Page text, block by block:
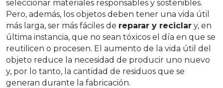
seleccionar materiales responsables y sostenibles.
Pero, además, los objetos deben tener una vida útil
más larga, ser más fáciles de reparar y reciclar y, en
última instancia, que no sean tóxicos el día en que se
reutilicen o procesen. El aumento de la vida útil del
objeto reduce la necesidad de producir uno nuevo
y, por lo tanto, la cantidad de residuos que se
generan durante la fabricación.